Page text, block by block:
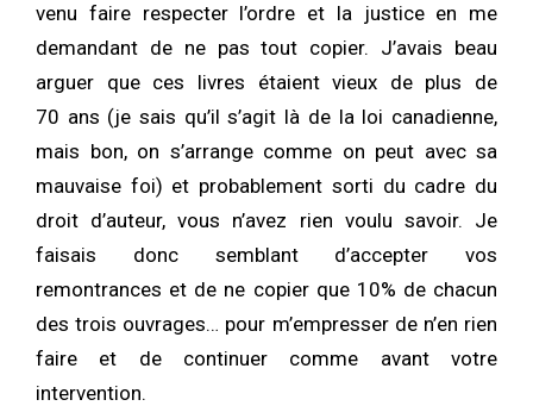
venu faire respecter l’ordre et la justice en me
demandant de ne pas tout copier. J’avais beau
arguer que ces livres étaient vieux de plus de
70 ans (je sais qu’il s’agit là de la loi canadienne,
mais bon, on s’arrange comme on peut avec sa
mauvaise foi) et probablement sorti du cadre du
droit d’auteur, vous n’avez rien voulu savoir. Je
faisais donc semblant d’accepter vos
remontrances et de ne copier que 10% de chacun
des trois ouvrages… pour m’empresser de n’en rien
faire et de continuer comme avant votre
intervention.